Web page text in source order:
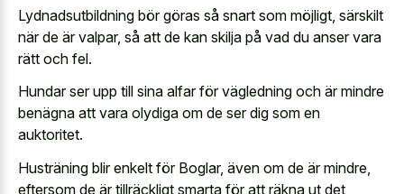
Lydnadsutbildning bör göras så snart som möjligt, särskilt
när de är valpar, så att de kan skilja på vad du anser vara
rätt och fel.
Hundar ser upp till sina alfar för vägledning och är mindre
benägna att vara olydiga om de ser dig som en
auktoritet.
Husträning blir enkelt för Boglar, även om de är mindre,
eftersom de är tillräckligt smarta för att räkna ut det